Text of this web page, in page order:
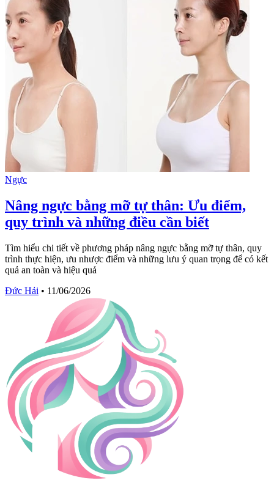
Ngực
Nâng ngực bằng mỡ tự thân: Ưu điểm,
quy trình và những điều cần biết
Tìm hiểu chi tiết về phương pháp nâng ngực bằng mỡ tự thân, quy
trình thực hiện, ưu nhược điểm và những lưu ý quan trọng để có kết
quả an toàn và hiệu quả
Đức Hải • 11/06/2026